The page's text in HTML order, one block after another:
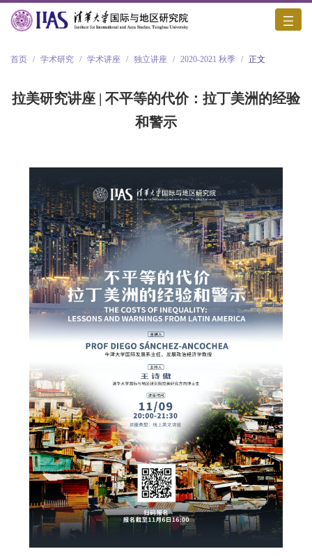
首页 / 学术研究 / 学术讲座 / 独立讲座 / 2020-2021 秋季 / 正文
拉美研究讲座 | 不平等的代价：拉丁美洲的经验
和警示